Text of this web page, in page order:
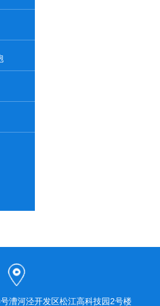
漕河泾开发区松江高科技园2号楼